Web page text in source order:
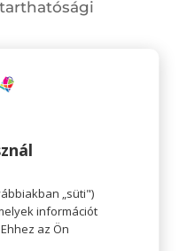
„süti")
információt
az Ön